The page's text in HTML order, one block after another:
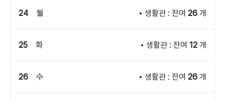
24 월 생활관 : 잔여 26 개
25 화 생활관 : 잔여 12 개
26 수 생활관 : 잔여 26 개